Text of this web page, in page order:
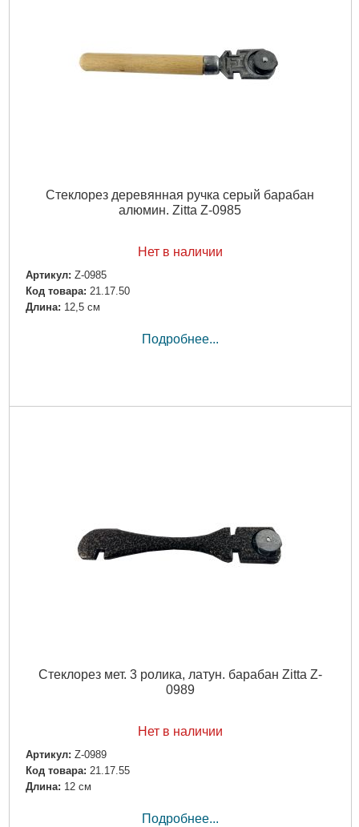
Стеклорез деревянная ручка серый барабан
алюмин. Zitta Z-0985
Нет в наличии
Артикул: Z-0985
Код товара: 21.17.50
Длина: 12,5 см
Подробнее...
Стеклорез мет. 3 ролика, латун. барабан Zitta Z-
0989
Нет в наличии
Артикул: Z-0989
Код товара: 21.17.55
Длина: 12 см
Подробнее...